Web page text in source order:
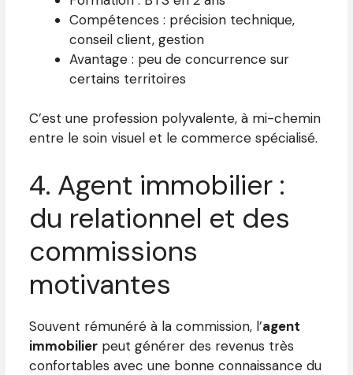
Compétences : précision technique,
conseil client, gestion
Avantage : peu de concurrence sur
certains territoires
C’est une profession polyvalente, à mi-chemin
entre le soin visuel et le commerce spécialisé.
4. Agent immobilier :
du relationnel et des
commissions
motivantes
Souvent rémunéré à la commission, l’agent
immobilier peut générer des revenus très
confortables avec une bonne connaissance du